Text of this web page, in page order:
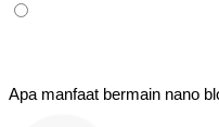
Apa manfaat bermain nano